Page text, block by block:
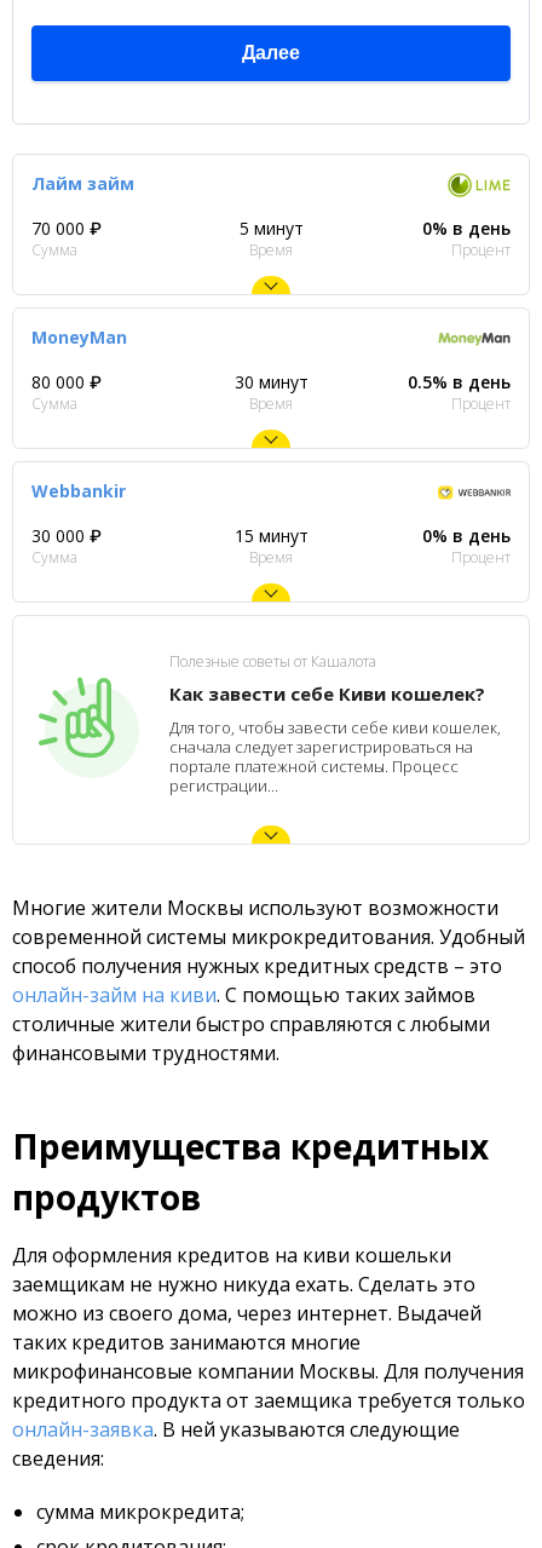
Лайм займ
70 000 ₽
Сумма
5 минут
Время
0% в день
Процент
MoneyMan
80 000 ₽
Сумма
30 минут
Время
0.5% в день
Процент
Webbankir
30 000 ₽
Сумма
15 минут
Время
0% в день
Процент
Полезные советы от Кашалота
Как завести себе Киви кошелек?
Для того, чтобы завести себе киви кошелек,
сначала следует зарегистрироваться на
портале платежной системы. Процесс
регистрации...
Многие жители Москвы используют возможности
современной системы микрокредитования. Удобный
способ получения нужных кредитных средств – это
онлайн-займ на киви. С помощью таких займов
столичные жители быстро справляются с любыми
финансовыми трудностями.
Преимущества кредитных
продуктов
Для оформления кредитов на киви кошельки
заемщикам не нужно никуда ехать. Сделать это
можно из своего дома, через интернет. Выдачей
таких кредитов занимаются многие
микрофинансовые компании Москвы. Для получения
кредитного продукта от заемщика требуется только
онлайн-заявка. В ней указываются следующие
сведения:
сумма микрокредита;